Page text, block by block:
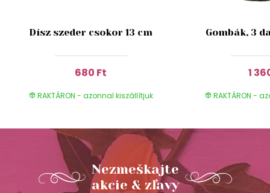
Dísz szeder csokor 13 cm
680 Ft
RAKTÁRON - azonnal kiszállítjuk
Gombák, 3
1
RAKTÁRON -
Nezmeškajte
akcie & zľavy